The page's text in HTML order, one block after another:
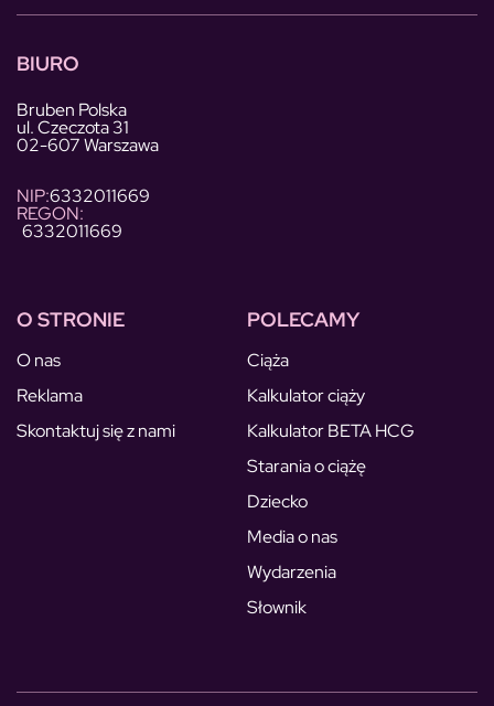
BIURO
Bruben Polska
ul. Czeczota 31
02-607 Warszawa
NIP:6332011669
REGON:
6332011669
O STRONIE
O nas
Reklama
Skontaktuj się z nami
POLECAMY
Ciąża
Kalkulator ciąży
Kalkulator BETA HCG
Starania o ciążę
Dziecko
Media o nas
Wydarzenia
Słownik